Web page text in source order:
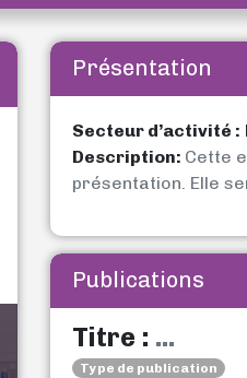
Présentation
Secteur d’activité :
Description: Cette
présentation. Elle
Publications
Titre : ...
Type de publication